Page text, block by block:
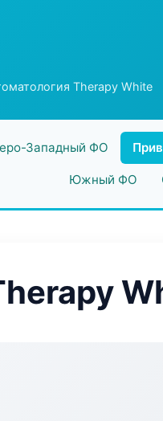
Therapy White
Западный ФО
Южный ФО